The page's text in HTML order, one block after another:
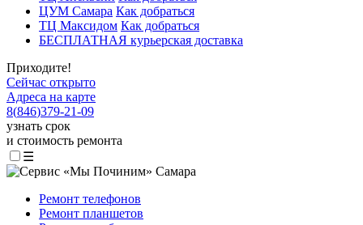
ЦУМ Самара Как добраться
ТЦ Максидом Как добраться
БЕСПЛАТНАЯ курьерская доставка
Приходите!
Сейчас открыто
Адреса на карте
8(846)379-21-09
узнать срок
и стоимость ремонта
☰
Ремонт телефонов
Ремонт планшетов